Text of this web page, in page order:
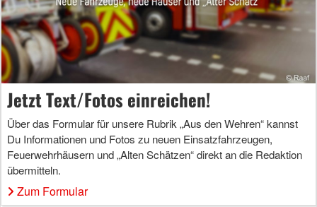
Jetzt Text/Fotos einreichen!
Über das Formular für unsere Rubrik „Aus den Wehren“ kannst
Du Informationen und Fotos zu neuen Einsatzfahrzeugen,
Feuerwehrhäusern und „Alten Schätzen“ direkt an die Redaktion
übermitteln.
Zum Formular